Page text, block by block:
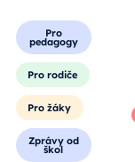
Pro
pedagogy
Pro rodiče
Pro žáky
Zprávy od
škol